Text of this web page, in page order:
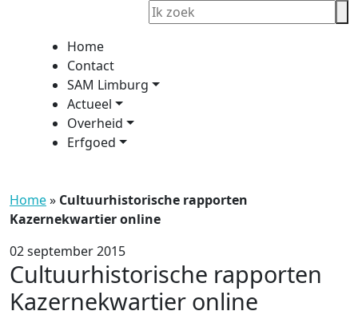
Home
Contact
SAM Limburg
Actueel
Overheid
Erfgoed
Home» Cultuurhistorische rapporten
Kazernekwartier online
02 september 2015
Cultuurhistorische rapporten
Kazernekwartier online